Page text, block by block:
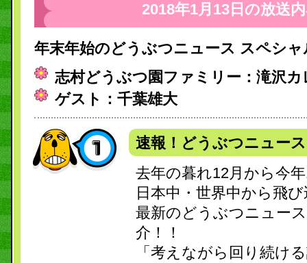
2018年1月13日の放送
年末年始のどうぶつニュース スペシャ
志村どうぶつ園ファミリー：滝沢カ
ゲスト：千葉雄大
速報！どうぶつニュー
去年の暮れ12月から今
日本中・世界中から飛
最新のどうぶつニュー
介！！
「考えながら回り続け